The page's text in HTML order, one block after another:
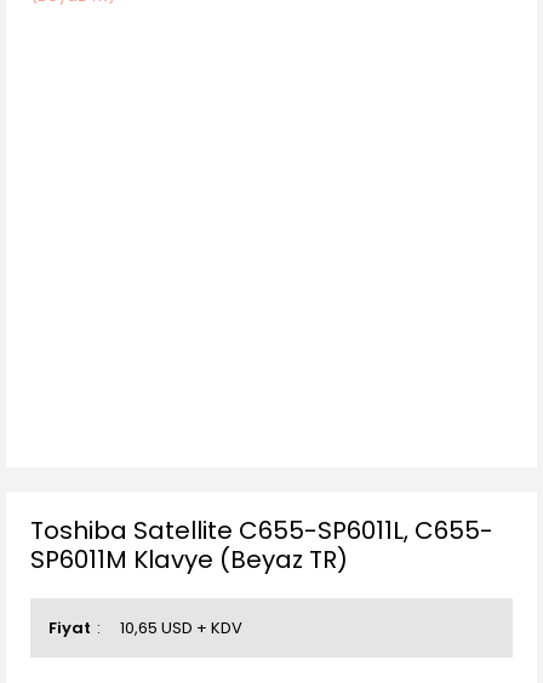
Toshiba Satellite C655-SP6011L, C655-
SP6011M Klavye (Beyaz TR)
Fiyat 10,65 USD + KDV